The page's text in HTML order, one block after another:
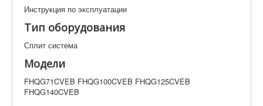
Контакты
Техническая документация
FHQG71CVEB FHQG100CVEB FHQG125CVEB
Искать
Инструкция по эксплуатации
Тип оборудования
Сплит система
Модели
FHQG71CVEB FHQG100CVEB FHQG125CVEB
FHQG140CVEB